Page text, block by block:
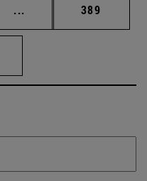
... Páginas intermedias
Página
389